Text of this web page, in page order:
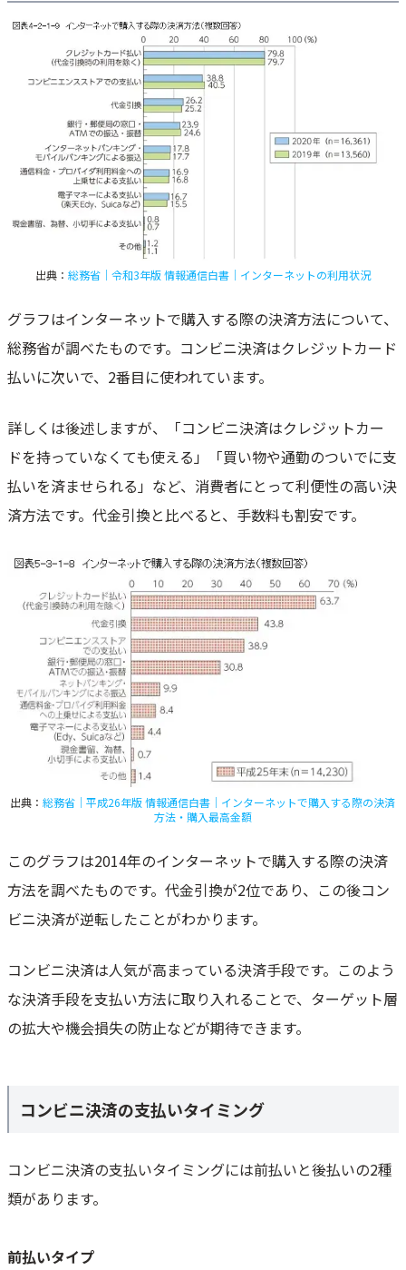
出典： 総務省｜令和3年版 情報通信白書｜インターネットの利用状況
グラフはインターネットで購入する際の決済方法について、
総務省が調べたものです。コンビニ決済はクレジットカード
払いに次いで、2番目に使われています。
詳しくは後述しますが、「コンビニ決済はクレジットカー
ドを持っていなくても使える」「買い物や通勤のついでに支
払いを済ませられる」など、消費者にとって利便性の高い決
済方法です。代金引換と比べると、手数料も割安です。
出典：総務省｜平成26年版 情報通信白書｜インターネットで購入する際の決済
方法・購入最高金額
このグラフは2014年のインターネットで購入する際の決済
方法を調べたものです。代金引換が2位であり、この後コン
ビニ決済が逆転したことがわかります。
コンビニ決済は人気が高まっている決済手段です。このよう
な決済手段を支払い方法に取り入れることで、ターゲット層
の拡大や機会損失の防止などが期待できます。
コンビニ決済の支払いタイミング
コンビニ決済の支払いタイミングには前払いと後払いの2種
類があります。
前払いタイプ